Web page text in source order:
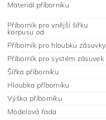
Materiál příborníku
Příborník pro vnější šířku
korpusu od
Příborník pro hloubku zásuvky
Příborník pro systém zásuvek
Šířka příborníku
Hloubka příborníku
Výška příborníku
Modelová řada